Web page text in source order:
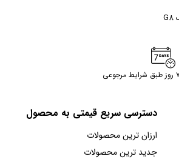
دسترسی سریع قیمتی به محصول
ارزان ترین محصولات
جدید ترین محصولات